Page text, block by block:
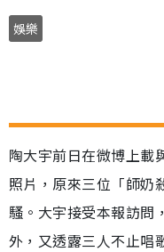
娛樂
陶大宇前日在微博上載
照片，原來三位「師奶
騷。大宇接受本報訪問
外，又透露三人不止唱